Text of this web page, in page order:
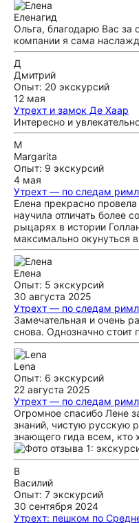
Еленагид
Ольга, благодарю Вас за
компании я сама
Д
Дмитрий
Опыт: 20 экскурсий
12 мая
Утрехт и замок Де Хаар
Интересно и
M
Margarita
Опыт: 9 экскурсий
4 мая
Утрехт — по следам
Елена прекрасно
научила отличать более
рыцарях в истории
максимально окунуться
Елена
Опыт: 5 экскурсий
30 августа 2025
Утрехт — по следам
Замечательная и очень
снова. Однозначно стоит
Lena
Опыт: 6 экскурсий
22 августа 2025
Утрехт — по следам
Огромное спасибо Лене
знаний, чистую русскую
знающего гида всем, кто
В
Василий
Опыт: 7 экскурсий
30 сентября 2024
Утрехт: пешком по